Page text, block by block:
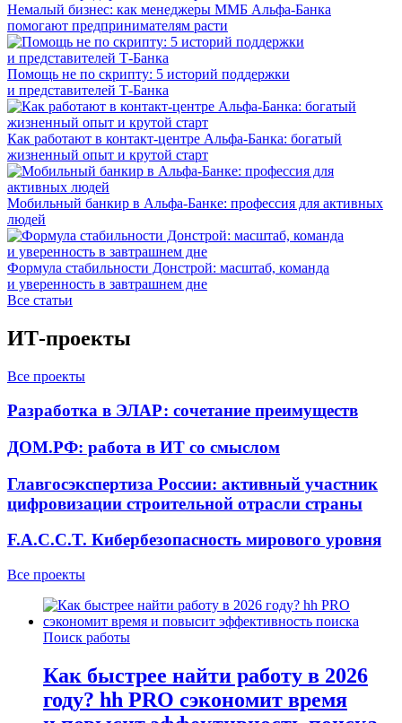
Немалый бизнес: как менеджеры ММБ Альфа-Банка
помогают предпринимателям расти
Помощь не по скрипту: 5 историй поддержки
и представителей Т-Банка
Как работают в контакт-центре Альфа-Банка: богатый
жизненный опыт и крутой старт
Мобильный банкир в Альфа-Банке: профессия для активных
людей
Формула стабильности Донстрой: масштаб, команда
и уверенность в завтрашнем дне
Все статьи
ИТ-проекты
Все проекты
Разработка в ЭЛАР: сочетание преимуществ
ДОМ.РФ: работа в ИТ со смыслом
Главгосэкспертиза России: активный участник
цифровизации строительной отрасли страны
F.A.C.C.T. Кибербезопасность мирового уровня
Все проекты
Поиск работы
Как быстрее найти работу в 2026
году? hh PRO сэкономит время